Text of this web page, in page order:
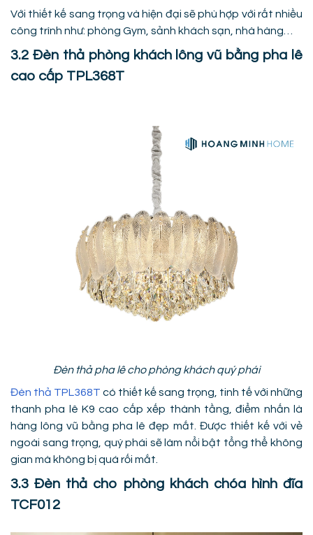
Với thiết kế sang trọng và hiện đại sẽ phù hợp với rất nhiều
công trình như: phòng Gym, sảnh khách sạn, nhà hàng…
3.2 Đèn thả phòng khách lông vũ bằng pha lê
cao cấp TPL368T
Đèn thả pha lê cho phòng khách quý phái
Đèn thả TPL368T có thiết kế sang trọng, tinh tế với những
thanh pha lê K9 cao cấp xếp thành tầng, điểm nhấn là
hàng lông vũ bằng pha lê đẹp mắt. Được thiết kế với vẻ
ngoài sang trọng, quý phái sẽ làm nổi bật tổng thể không
gian mà không bị quá rối mắt.
3.3 Đèn thả cho phòng khách chóa hình đĩa
TCF012